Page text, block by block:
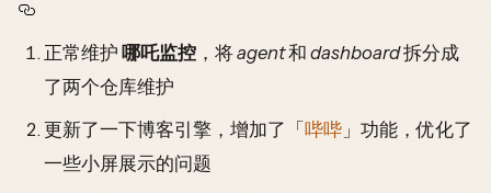
正常维护 哪吒监控 ，将agent和 dashboard拆分成
了两个仓库维护
更新了一下博客引擎，增加了「哔哔 」功能，优化了
一些小屏展示的问题